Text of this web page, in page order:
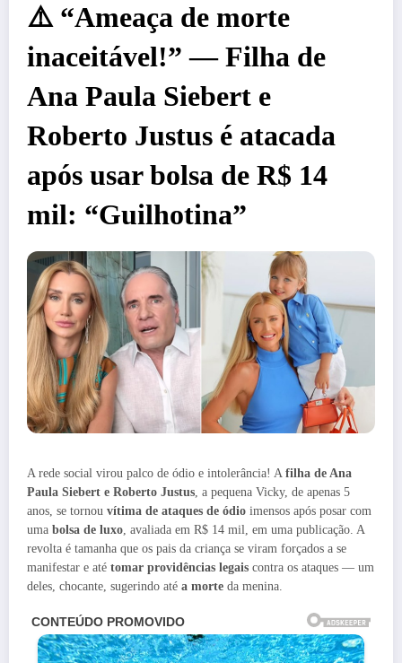
⚠️ “Ameaça de morte
inaceitável!” — Filha de
Ana Paula Siebert e
Roberto Justus é atacada
após usar bolsa de R$ 14
mil: “Guilhotina”
A rede social virou palco de ódio e intolerância! A filha de Ana
Paula Siebert e Roberto Justus , a pequena Vicky, de apenas 5
anos, se tornou vítima de ataques de ódio imensos após posar com
uma bolsa de luxo , avaliada em R$ 14 mil, em uma publicação. A
revolta é tamanha que os pais da criança se viram forçados a se
manifestar e até tomar providências legais contra os ataques — um
deles, chocante, sugerindo até a morte da menina.